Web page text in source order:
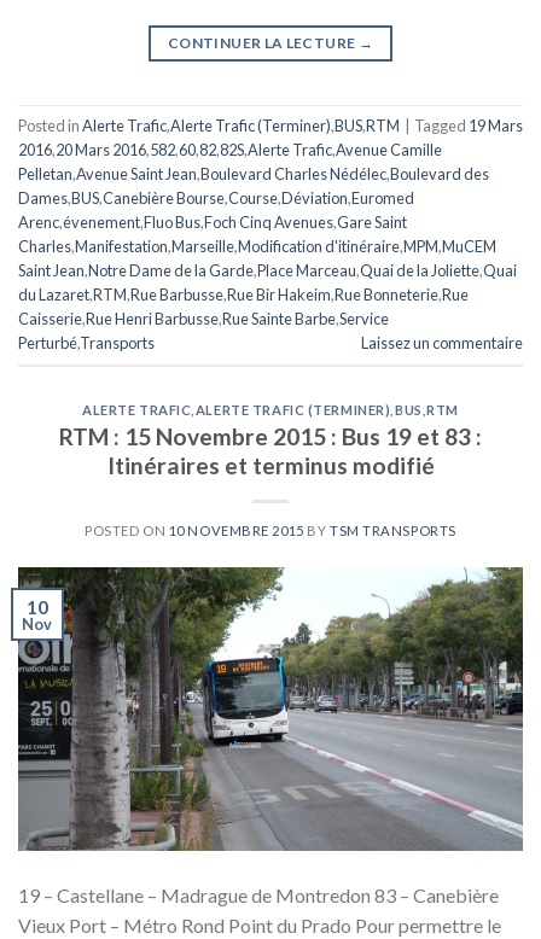
CONTINUER LA LECTURE →
Posted inAlerte Trafic,Alerte Trafic (Terminer),BUS,RTM Tagged 19 Mars
2016,20 Mars 2016,582,60,82,82S,Alerte Trafic,Avenue Camille
Pelletan,Avenue Saint Jean,Boulevard Charles Nédélec,Boulevard des
Dames,BUS,Canebière Bourse,Course,Déviation,Euromed
Arenc,évenement,Fluo Bus,Foch Cinq Avenues,Gare Saint
Charles,Manifestation,Marseille,Modification d'itinéraire,MPM,MuCEM
Saint Jean,Notre Dame de la Garde,Place Marceau,Quai de la Joliette,Quai
du Lazaret,RTM,Rue Barbusse,Rue Bir Hakeim,Rue Bonneterie,Rue
Caisserie,Rue Henri Barbusse,Rue Sainte Barbe,Service
Perturbé,Transports Laissez un commentaire
ALERTE TRAFIC ALERTE TRAFIC (TERMINER) BUS ,RTM
RTM : 15 Novembre 2015 : Bus 19 et 83 :
Itinéraires et terminus modifié
POSTED ON 10 NOVEMBRE 2015 BY TSM TRANSPORTS
10
Nov
19 – Castellane – Madrague de Montredon 83 – Canebière
Vieux Port – Métro Rond Point du Prado Pour permettre le